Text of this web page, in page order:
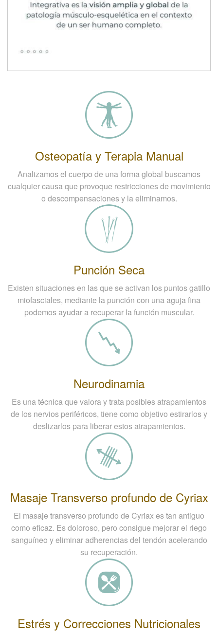
Osteopatía y Terapia Manual
Analizamos el cuerpo de una forma global buscamos
cualquier causa que provoque restricciones de movimiento
o descompensaciones y la eliminamos.
Punción Seca
Existen situaciones en las que se activan los puntos gatillo
miofasciales, mediante la punción con una aguja fina
podemos ayudar a recuperar la función muscular.
Neurodinamia
Es una técnica que valora y trata posibles atrapamientos
de los nervios periféricos, tiene como objetivo estirarlos y
deslizarlos para liberar estos atrapamientos.
Masaje Transverso profundo de Cyriax
El masaje transverso profundo de Cyriax es tan antiguo
como eficaz. Es doloroso, pero consigue mejorar el riego
sanguíneo y eliminar adherencias del tendón acelerando
su recuperación.
Estrés y Correcciones Nutricionales